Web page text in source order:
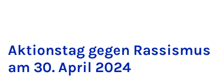
Aktionstag gegen Rassismus
am 30. April 2024